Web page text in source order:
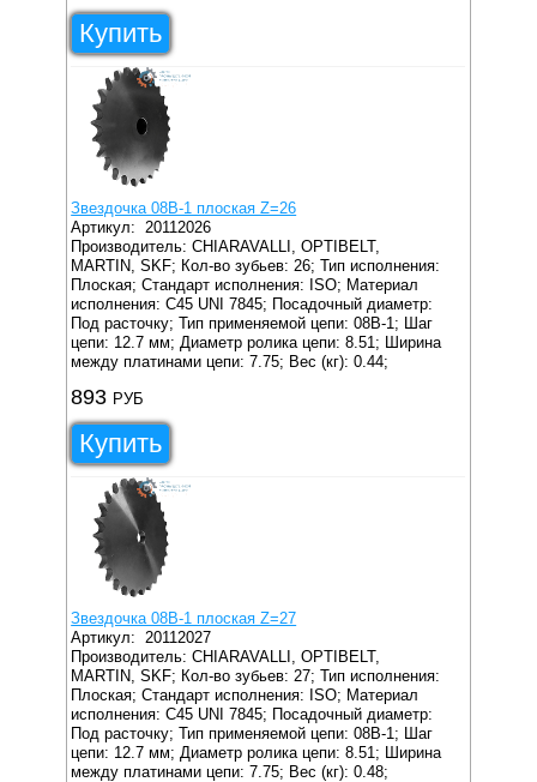
Купить
Звездочка 08B-1 плоская Z=26
Артикул: 20112026
Производитель: CHIARAVALLI, OPTIBELT,
MARTIN, SKF; Кол-во зубьев: 26; Тип исполнения:
Плоская; Стандарт исполнения: ISO; Материал
исполнения: C45 UNI 7845; Посадочный диаметр:
Под расточку; Тип применяемой цепи: 08B-1;
Шаг
цепи: 12.7 мм; Диаметр ролика цепи: 8.51;
Ширина
между платинами цепи: 7.75; Вес (кг): 0.44;
893 РУБ
Купить
Звездочка 08B-1 плоская Z=27
Артикул: 20112027
Производитель: CHIARAVALLI, OPTIBELT,
MARTIN, SKF; Кол-во зубьев: 27; Тип исполнения:
Плоская; Стандарт исполнения: ISO; Материал
исполнения: C45 UNI 7845; Посадочный диаметр:
Под расточку; Тип применяемой цепи: 08B-1;
Шаг
цепи: 12.7 мм; Диаметр ролика цепи: 8.51;
Ширина
между платинами цепи: 7.75; Вес (кг): 0.48;